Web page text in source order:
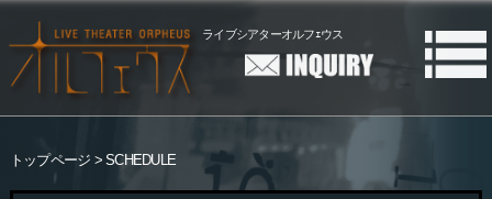
ライブシアターオルフｪウス
トップページ SCHEDULE